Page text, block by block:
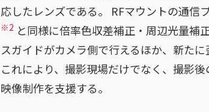
応したレンズである。 RFマウントの通信
※2 と同様に倍率色収差補正・周辺光量補
スガイドがカメラ側で行えるほか、新たに
これにより、撮影現場だけでなく、撮影
映像制作を支援する。